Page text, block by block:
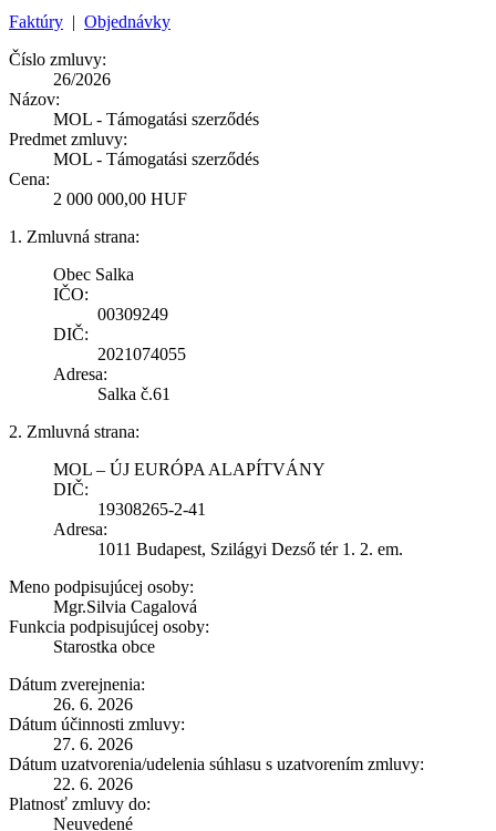
Faktúry | Objednávky
Číslo zmluvy:
26/2026
Názov:
MOL - Támogatási szerződés
Predmet zmluvy:
MOL - Támogatási szerződés
Cena:
2 000 000,00 HUF
1. Zmluvná strana:
Obec Salka
IČO:
00309249
DIČ:
2021074055
Adresa:
Salka č.61
2. Zmluvná strana:
MOL – ÚJ EURÓPA ALAPÍTVÁNY
DIČ:
19308265-2-41
Adresa:
1011 Budapest, Szilágyi Dezső tér 1. 2. em.
Meno podpisujúcej osoby:
Mgr.Silvia Cagalová
Funkcia podpisujúcej osoby:
Starostka obce
Dátum zverejnenia:
26. 6. 2026
Dátum účinnosti zmluvy:
27. 6. 2026
Dátum uzatvorenia/udelenia súhlasu s uzatvorením zmluvy:
22. 6. 2026
Platnosť zmluvy do:
Neuvedené